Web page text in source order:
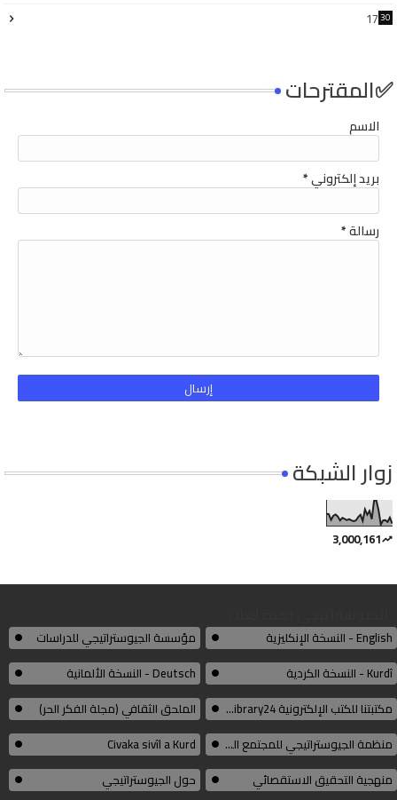
1730
4
✅المقترحات
الاسم
بريد إلكتروني*
رسالة*
زوار الشبكة
3,000,161
مؤسسة الجيوستراتيجي للدراسات
English - النسخة الإنكليزية
Deutsch - النسخة الألمانية
Kurdî - النسخة الكردية
الملحق الثقافي (مجلة الفكر الحر)
مكتبتنا للكتب الإلكترونية Thelibrary24
Civaka sivîl a Kurd
منظمة الجيوستراتيجي للمجتمع المدني الكوردي
حول الجيوستراتيجي
منهجية التحقيق الاستقصائي